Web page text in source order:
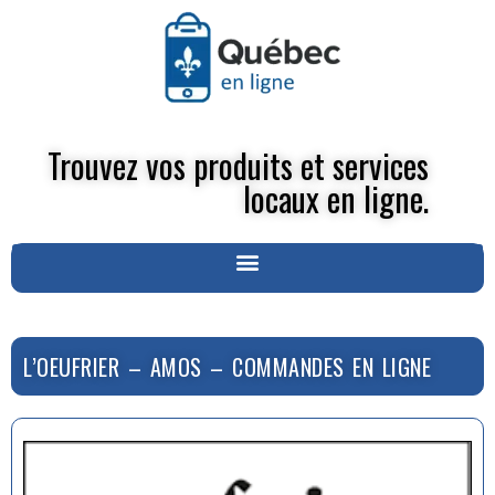
Trouvez vos produits et services
locaux en ligne.
L’OEUFRIER – AMOS – COMMANDES EN LIGNE